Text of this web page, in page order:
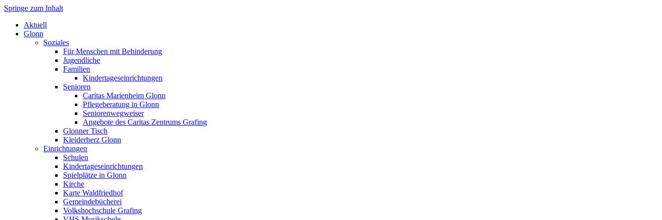
Markt Glonn
Springe zum Inhalt
Aktuell
Glonn
Soziales
Für Menschen mit Behinderung
Jugendliche
Familien
Kindertageseinrichtungen
Senioren
Caritas Marienheim Glonn
Pflegeberatung in Glonn
Seniorenwegweiser
Angebote des Caritas Zentrums Grafing
Glonner Tisch
Kleiderherz Glonn
Einrichtungen
Schulen
Kindertageseinrichtungen
Spielplätze in Glonn
Kirche
Karte Waldfriedhof
Gemeindebücherei
Volkshochschule Grafing